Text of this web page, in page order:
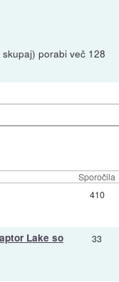
porabi več 128
Sporočila
410
Lake so 33